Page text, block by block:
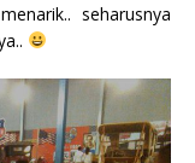
seharusnya